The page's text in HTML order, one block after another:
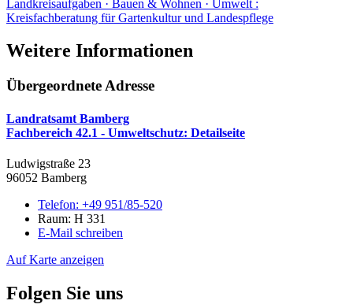
Landkreisaufgaben · Bauen & Wohnen · Umwelt :
Kreisfachberatung für Gartenkultur und Landespflege
Weitere Informationen
Übergeordnete Adresse
Landratsamt Bamberg
Fachbereich 42.1 - Umweltschutz: Detailseite
Ludwigstraße 23
96052 Bamberg
Telefon: +49 951/85-520
Raum: H 331
E-Mail schreiben
Auf Karte anzeigen
Folgen Sie uns